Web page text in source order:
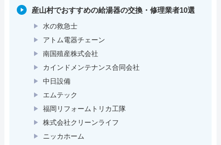
産山村でおすすめの給湯器の交換・修理業者10選
水の救急士
アトム電器チェーン
南国殖産株式会社
カインドメンテナンス合同会社
中日設備
エムテック
福岡リフォームトリカ工隊
株式会社クリーンライフ
ニッカホーム